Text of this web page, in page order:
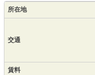
所在地
交通
賃料